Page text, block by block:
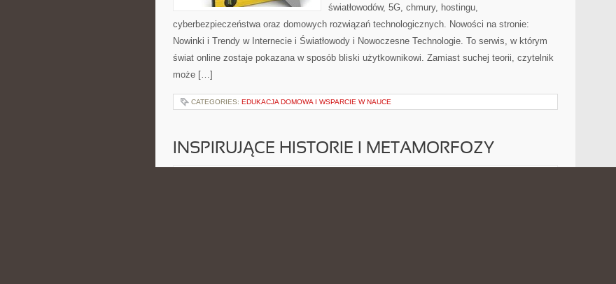
światłowodów, 5G, chmury, hostingu,
cyberbezpieczeństwa oraz domowych rozwiązań technologicznych. Nowości na stronie:
Nowinki i Trendy w Internecie i Światłowody i Nowoczesne Technologie. To serwis, w którym
świat online zostaje pokazana w sposób bliski użytkownikowi. Zamiast suchej teorii, czytelnik
może […]
CATEGORIES: EDUKACJA DOMOWA I WSPARCIE W NAUCE
INSPIRUJĄCE HISTORIE I METAMORFOZY